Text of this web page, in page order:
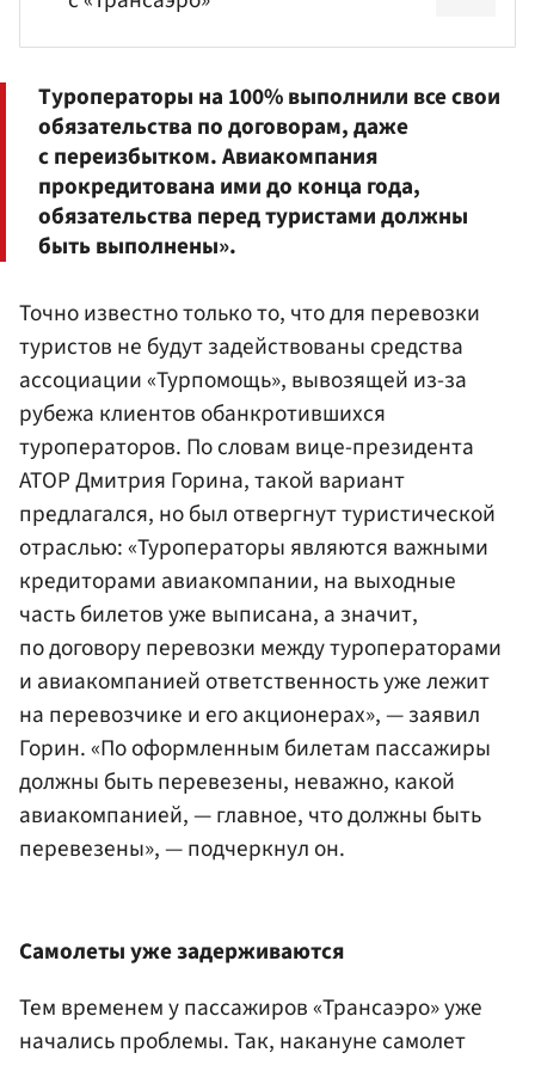
Туроператоры на 100% выполнили все свои
обязательства по договорам, даже
с переизбытком. Авиакомпания
прокредитована ими до конца года,
обязательства перед туристами должны
быть выполнены».
Точно известно только то, что для перевозки
туристов не будут задействованы средства
ассоциации «Турпомощь», вывозящей из-за
рубежа клиентов обанкротившихся
туроператоров. По словам вице-президента
АТОР Дмитрия Горина, такой вариант
предлагался, но был отвергнут туристической
отраслью: «Туроператоры являются важными
кредиторами авиакомпании, на выходные
часть билетов уже выписана, а значит,
по договору перевозки между туроператорами
и авиакомпанией ответственность уже лежит
на перевозчике и его акционерах», — заявил
Горин. «По оформленным билетам пассажиры
должны быть перевезены, неважно, какой
авиакомпанией, — главное, что должны быть
перевезены», — подчеркнул он.
Самолеты уже задерживаются
Тем временем у пассажиров «Трансаэро» уже
начались проблемы. Так, накануне самолет